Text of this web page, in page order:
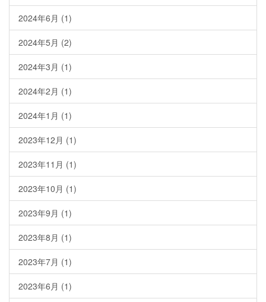
2024年6月 (1)
2024年5月 (2)
2024年3月 (1)
2024年2月 (1)
2024年1月 (1)
2023年12月 (1)
2023年11月 (1)
2023年10月 (1)
2023年9月 (1)
2023年8月 (1)
2023年7月 (1)
2023年6月 (1)